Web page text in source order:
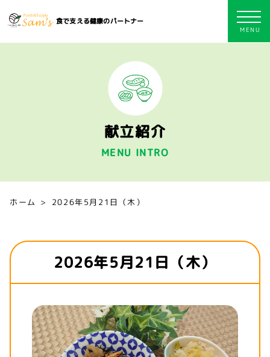
食で支える健康のパートナー
献立紹介
MENU INTRO
ホーム 2026年5月21日（木）
2026年5月21日（木）